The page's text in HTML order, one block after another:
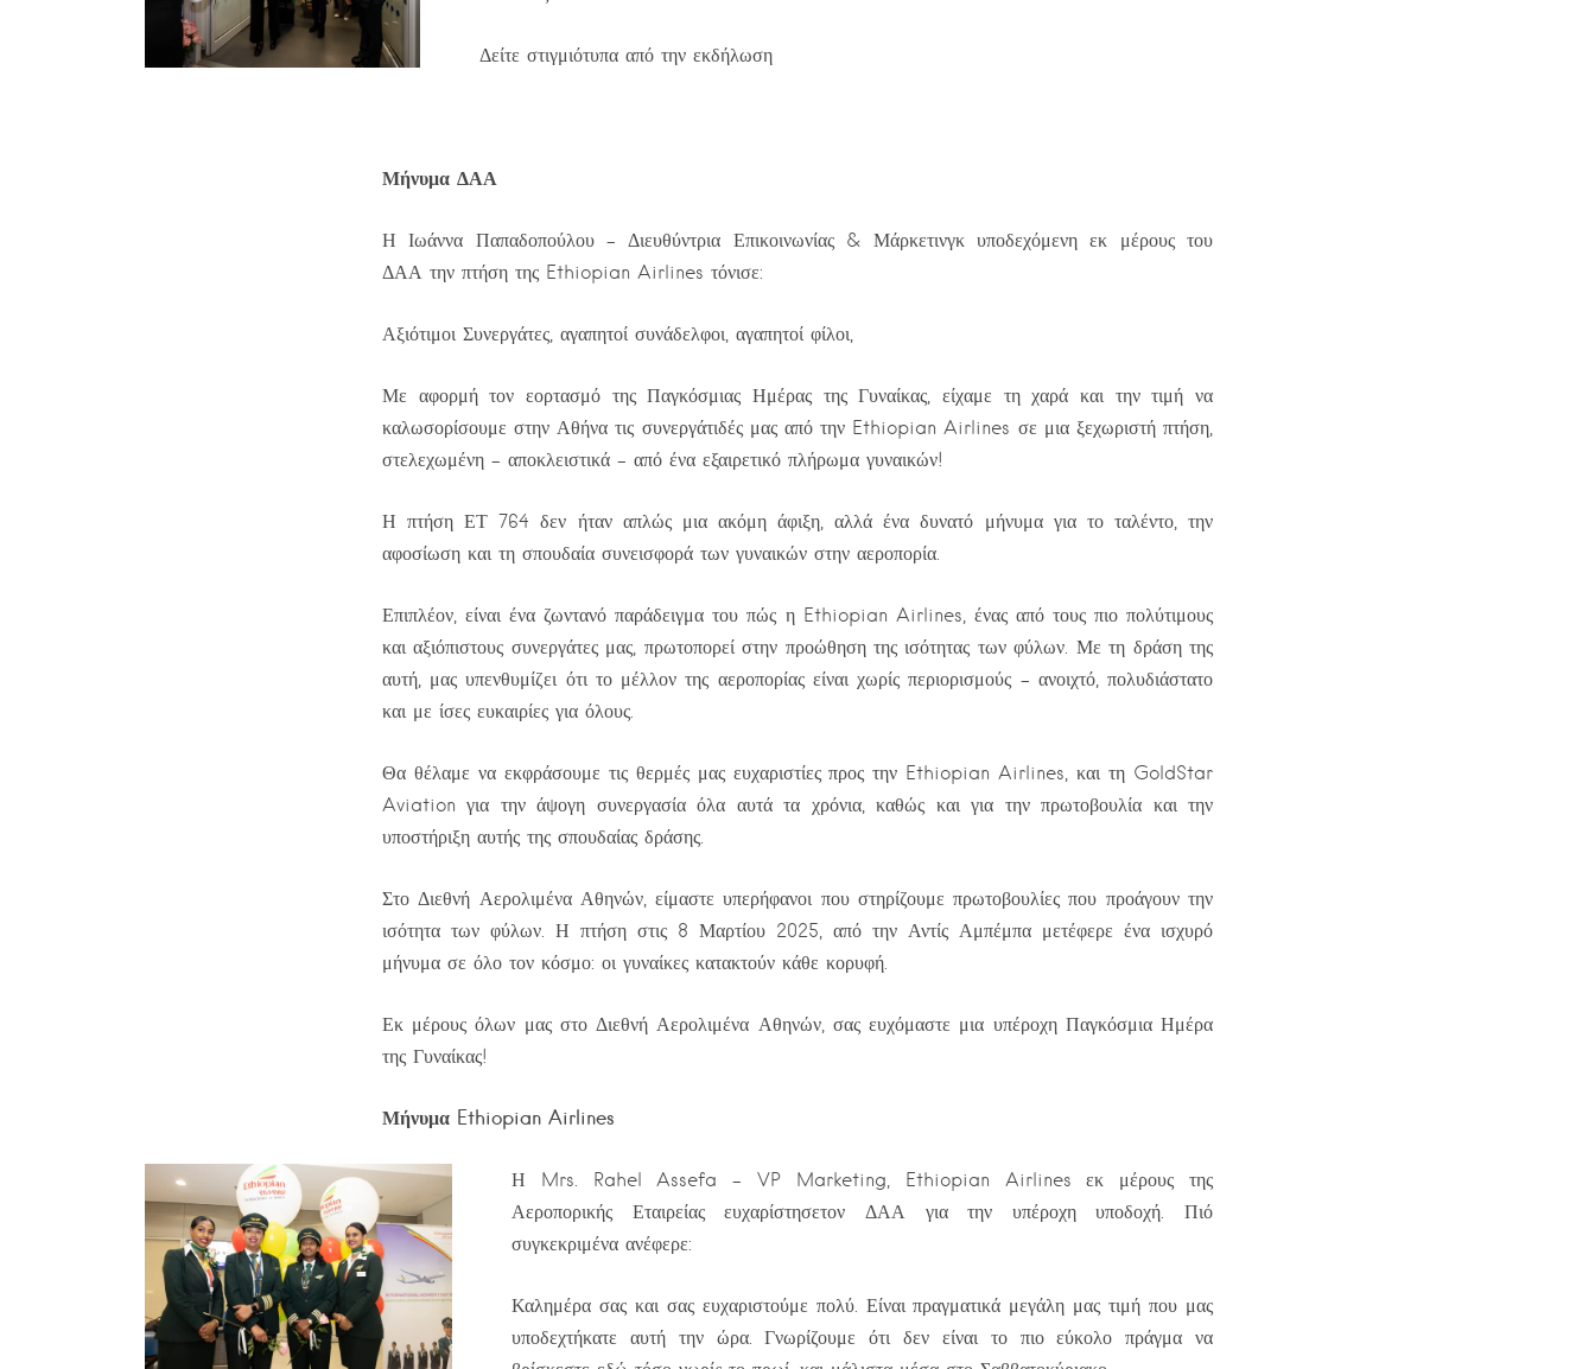
Δείτε στιγμιότυπα από την εκδήλωση
Μήνυμα ΔΑΑ
Η Ιωάννα Παπαδοπούλου – Διευθύντρια Επικοινωνίας & Μάρκετινγκ υποδεχόμενη εκ μέρους του
ΔΑΑ την πτήση της Ethiopian Airlines τόνισε:
Αξιότιμοι Συνεργάτες, αγαπητοί συνάδελφοι, αγαπητοί φίλοι,
Με αφορμή τον εορτασμό της Παγκόσμιας Ημέρας της Γυναίκας, είχαμε τη χαρά και την τιμή να
καλωσορίσουμε στην Αθήνα τις συνεργάτιδές μας από την Ethiopian Airlines σε μια ξεχωριστή πτήση,
στελεχωμένη – αποκλειστικά – από ένα εξαιρετικό πλήρωμα γυναικών!
Η πτήση ΕΤ 764 δεν ήταν απλώς μια ακόμη άφιξη, αλλά ένα δυνατό μήνυμα για το ταλέντο, την
αφοσίωση και τη σπουδαία συνεισφορά των γυναικών στην αεροπορία.
Επιπλέον, είναι ένα ζωντανό παράδειγμα του πώς η Ethiopian Airlines, ένας από τους πιο πολύτιμους
και αξιόπιστους συνεργάτες μας, πρωτοπορεί στην προώθηση της ισότητας των φύλων. Με τη δράση της
αυτή, μας υπενθυμίζει ότι το μέλλον της αεροπορίας είναι χωρίς περιορισμούς – ανοιχτό, πολυδιάστατο
και με ίσες ευκαιρίες για όλους.
Θα θέλαμε να εκφράσουμε τις θερμές μας ευχαριστίες προς την Ethiopian Airlines, και τη GoldStar
Aviation για την άψογη συνεργασία όλα αυτά τα χρόνια, καθώς και για την πρωτοβουλία και την
υποστήριξη αυτής της σπουδαίας δράσης.
Στο Διεθνή Αερολιμένα Αθηνών, είμαστε υπερήφανοι που στηρίζουμε πρωτοβουλίες που προάγουν την
ισότητα των φύλων. Η πτήση στις 8 Μαρτίου 2025, από την Αντίς Αμπέμπα μετέφερε ένα ισχυρό
μήνυμα σε όλο τον κόσμο: οι γυναίκες κατακτούν κάθε κορυφή.
Εκ μέρους όλων μας στο Διεθνή Αερολιμένα Αθηνών, σας ευχόμαστε μια υπέροχη Παγκόσμια Ημέρα
της Γυναίκας!
Μήνυμα Ethiopian Airlines
Η Mrs. Rahel Assefa – VP Marketing, Ethiopian Airlines εκ μέρους της
Αεροπορικής Εταιρείας ευχαρίστησετον ΔΑΑ για την υπέροχη υποδοχή. Πιό
συγκεκριμένα ανέφερε:
Καλημέρα σας και σας ευχαριστούμε πολύ. Είναι πραγματικά μεγάλη μας τιμή που μας
υποδεχτήκατε αυτή την ώρα. Γνωρίζουμε ότι δεν είναι το πιο εύκολο πράγμα να